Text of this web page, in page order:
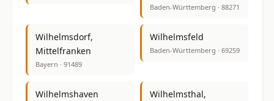
Baden-Württemberg · 88271
Wilhelmsdorf,
Mittelfranken
Bayern · 91489
Wilhelmsfeld
Baden-Württemberg · 69259
Wilhelmshaven
Wilhelmsthal,